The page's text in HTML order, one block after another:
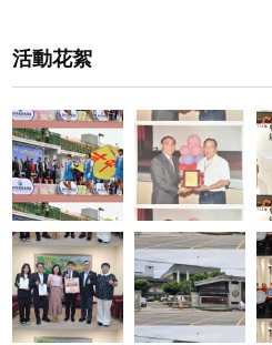
活動花絮